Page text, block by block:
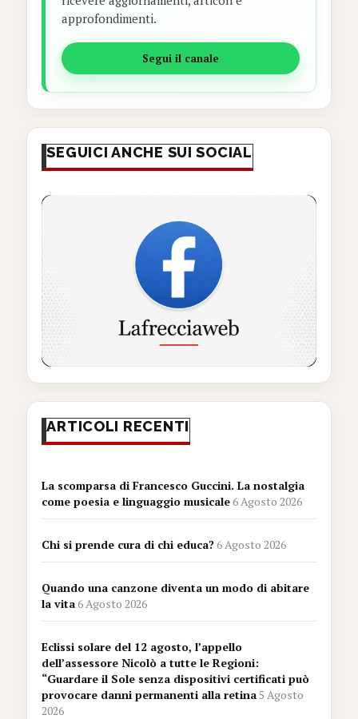
approfondimenti.
Segui il canale
SEGUICI ANCHE SUI SOCIAL
ARTICOLI RECENTI
La scomparsa di Francesco Guccini. La nostalgia
come poesia e linguaggio musicale6 Agosto 2026
Chi si prende cura di chi educa?6 Agosto 2026
Quando una canzone diventa un modo di abitare
la vita6 Agosto 2026
Eclissi solare del 12 agosto, l’appello
dell’assessore Nicolò a tutte le Regioni:
“Guardare il Sole senza dispositivi certificati può
provocare danni permanenti alla retina5 Agosto
2026